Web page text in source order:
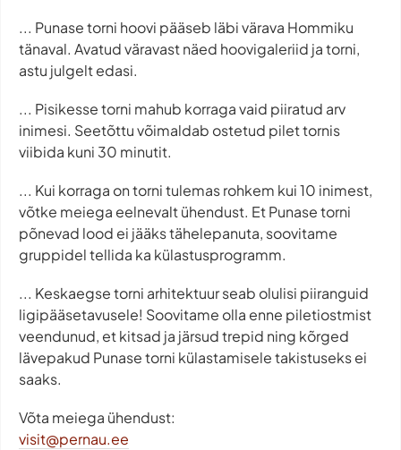
... Punase torni hoovi pääseb läbi värava Hommiku
tänaval. Avatud väravast näed hoovigaleriid ja torni,
astu julgelt edasi.
... Pisikesse torni mahub korraga vaid piiratud arv
inimesi. Seetõttu võimaldab ostetud pilet tornis
viibida kuni 30 minutit.
... Kui korraga on torni tulemas rohkem kui 10 inimest,
võtke meiega eelnevalt ühendust. Et Punase torni
põnevad lood ei jääks tähelepanuta, soovitame
gruppidel tellida ka külastusprogramm.
... Keskaegse torni arhitektuur seab olulisi piiranguid
ligipääsetavusele! Soovitame olla enne piletiostmist
veendunud, et kitsad ja järsud trepid ning kõrged
lävepakud Punase torni külastamisele takistuseks ei
saaks.
Võta meiega ühendust:
visit@pernau.ee